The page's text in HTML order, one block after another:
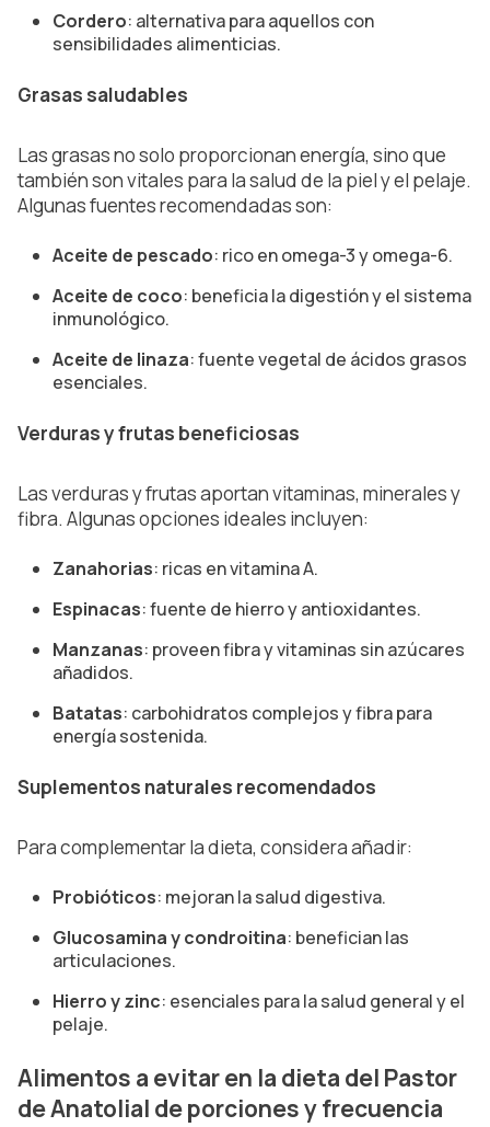
Cordero: alternativa para aquellos con
sensibilidades alimenticias.
Grasas saludables
Las grasas no solo proporcionan energía, sino que
también son vitales para la salud de la piel y el pelaje.
Algunas fuentes recomendadas son:
Aceite de pescado: rico en omega-3 y omega-6.
Aceite de coco: beneficia la digestión y el sistema
inmunológico.
Aceite de linaza: fuente vegetal de ácidos grasos
esenciales.
Verduras y frutas beneficiosas
Las verduras y frutas aportan vitaminas, minerales y
fibra. Algunas opciones ideales incluyen:
Zanahorias: ricas en vitamina A.
Espinacas: fuente de hierro y antioxidantes.
Manzanas: proveen fibra y vitaminas sin azúcares
añadidos.
Batatas: carbohidratos complejos y fibra para
energía sostenida.
Suplementos naturales recomendados
Para complementar la dieta, considera añadir:
Probióticos: mejoran la salud digestiva.
Glucosamina y condroitina: benefician las
articulaciones.
Hierro y zinc: esenciales para la salud general y el
pelaje.
Alimentos a evitar en la dieta del Pastor
de Anatolial de porciones y frecuencia